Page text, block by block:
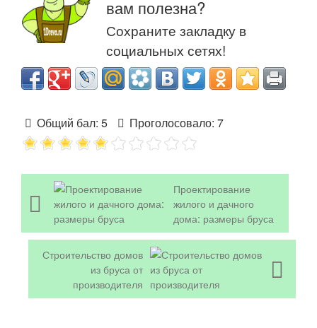
вам полезна?
Сохраните закладку в
социальных сетях!
Общий бал: 5 Проголосовало: 7
Проектирование
жилого и дачного
дома: размеры бруса
Строительство домов
из бруса от
производителя